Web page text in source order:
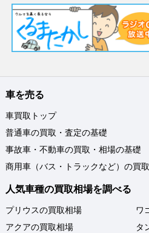
車を売る
車買取トップ
普通車の買取・査定の基礎
事故車・不動車の買取・相場の基礎
商用車（バス・トラックなど）の買
人気車種の買取相場を調べる
プリウスの買取相場
アクアの買取相場
ワ
タ